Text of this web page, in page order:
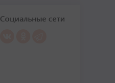
Социальные сети